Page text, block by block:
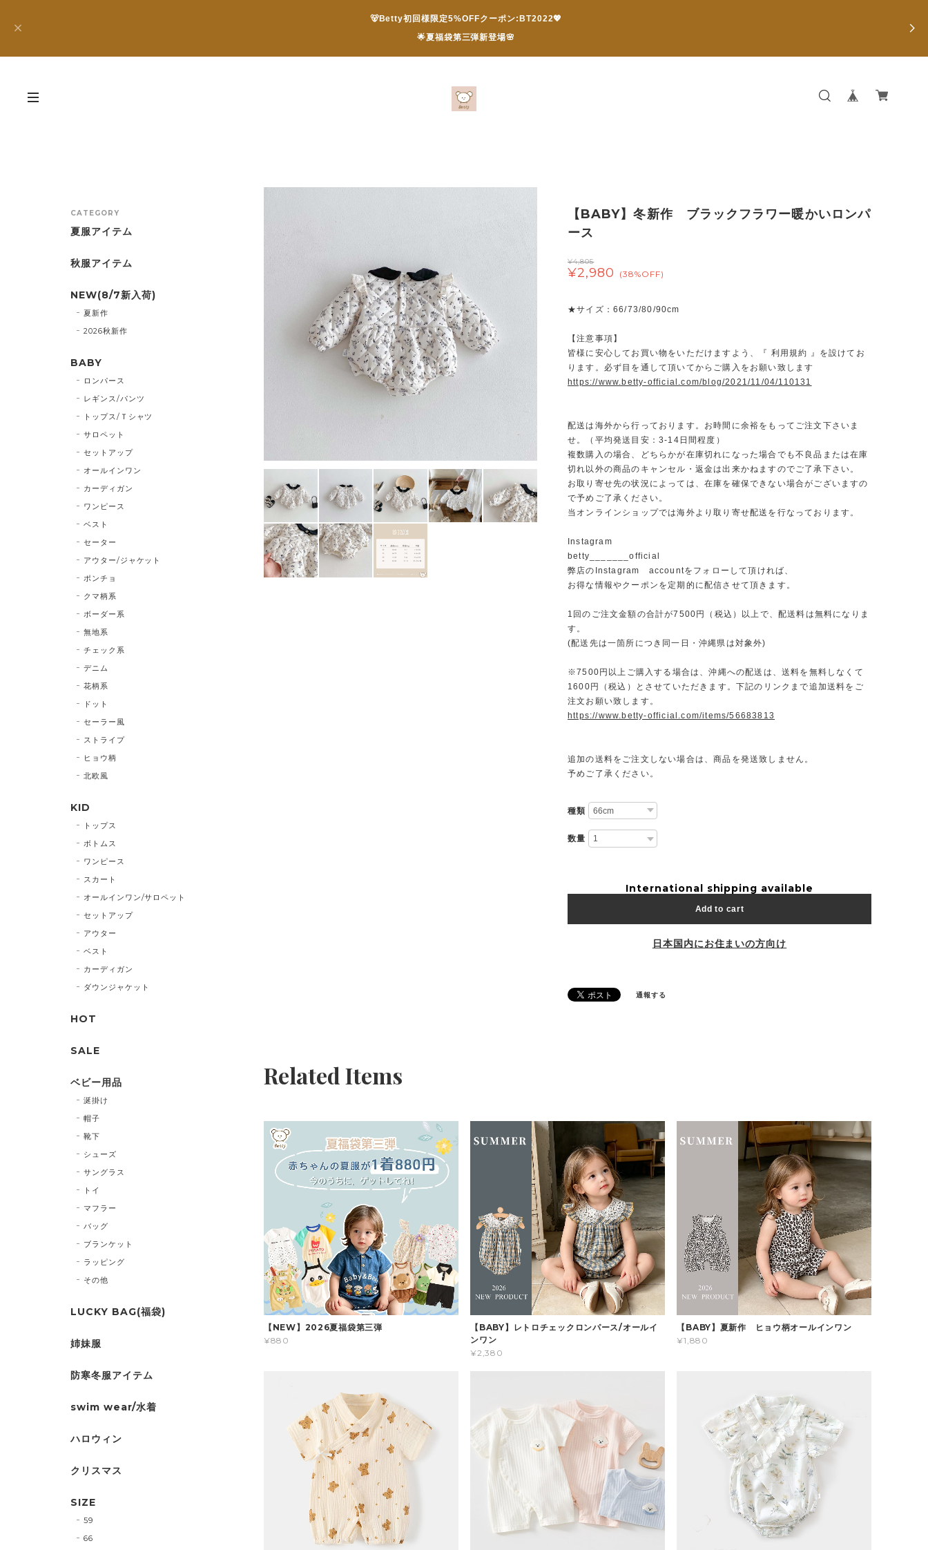
🐻Betty初回様限定5%OFFクーポン:BT2022💖
🌟夏福袋第三弾新登場🌸
【BABY】冬新作 ブラックフラワー暖かいロンパ
ース
¥4,805
¥2,980 (38%OFF)
★サイズ：66/73/80/90cm
【注意事項】
皆様に安心してお買い物をいただけますよう、『 利用規約 』を設けてお
ります。必ず目を通して頂いてからご購入をお願い致します
https://www.betty-official.com/blog/2021/11/04/110131
配送は海外から行っております。お時間に余裕をもってご注文下さいま
せ。（平均発送目安：3-14日間程度）
複数購入の場合、どちらかが在庫切れになった場合でも不良品または在庫
切れ以外の商品のキャンセル・返金は出来かねますのでご了承下さい。
お取り寄せ先の状況によっては、在庫を確保できない場合がございますの
で予めご了承ください。
当オンラインショップでは海外より取り寄せ配送を行なっております。
Instagram
betty_______official
弊店のInstagram accountをフォローして頂ければ、
お得な情報やクーポンを定期的に配信させて頂きます。
1回のご注文金額の合計が7500円（税込）以上で、配送料は無料になりま
す。
(配送先は一箇所につき同一日・沖縄県は対象外)
※7500円以上ご購入する場合は、沖縄への配送は、送料を無料しなくて
1600円（税込）とさせていただきます。下記のリンクまで追加送料をご
注文お願い致します。
https://www.betty-official.com/items/56683813
追加の送料をご注文しない場合は、商品を発送致しません。
予めご了承ください。
種類
数量
International shipping available
Add to cart
日本国内にお住まいの方向け
通報する
Related Items
【NEW】2026夏福袋第三弾
¥880
【BABY】レトロチェックロンパース/オールイ
ンワン
¥2,380
【BABY】夏新作 ヒョウ柄オールインワン
¥1,880
CATEGORY
夏服アイテム
秋服アイテム
NEW(8/7新入荷)
夏新作
2026秋新作
BABY
ロンパース
レギンス/パンツ
トップス/Ｔシャツ
サロペット
セットアップ
オールインワン
カーディガン
ワンピース
ベスト
セーター
アウター/ジャケット
ポンチョ
クマ柄系
ボーダー系
無地系
チェック系
デニム
花柄系
ドット
セーラー風
ストライプ
ヒョウ柄
北欧風
KID
トップス
ボトムス
ワンピース
スカート
オールインワン/サロペット
セットアップ
アウター
ベスト
カーディガン
ダウンジャケット
HOT
SALE
ベビー用品
涎掛け
帽子
靴下
シューズ
サングラス
トイ
マフラー
バッグ
ブランケット
ラッピング
その他
LUCKY BAG(福袋)
姉妹服
防寒冬服アイテム
swim wear/水着
ハロウィン
クリスマス
SIZE
59
66